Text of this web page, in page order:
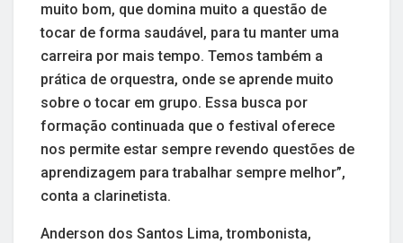
muito bom, que domina muito a questão de
tocar de forma saudável, para tu manter uma
carreira por mais tempo. Temos também a
prática de orquestra, onde se aprende muito
sobre o tocar em grupo. Essa busca por
formação continuada que o festival oferece
nos permite estar sempre revendo questões de
aprendizagem para trabalhar sempre melhor”,
conta a clarinetista.
Anderson dos Santos Lima, trombonista,